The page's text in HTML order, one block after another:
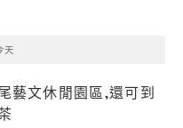
天
藝文休閒園區,還可到